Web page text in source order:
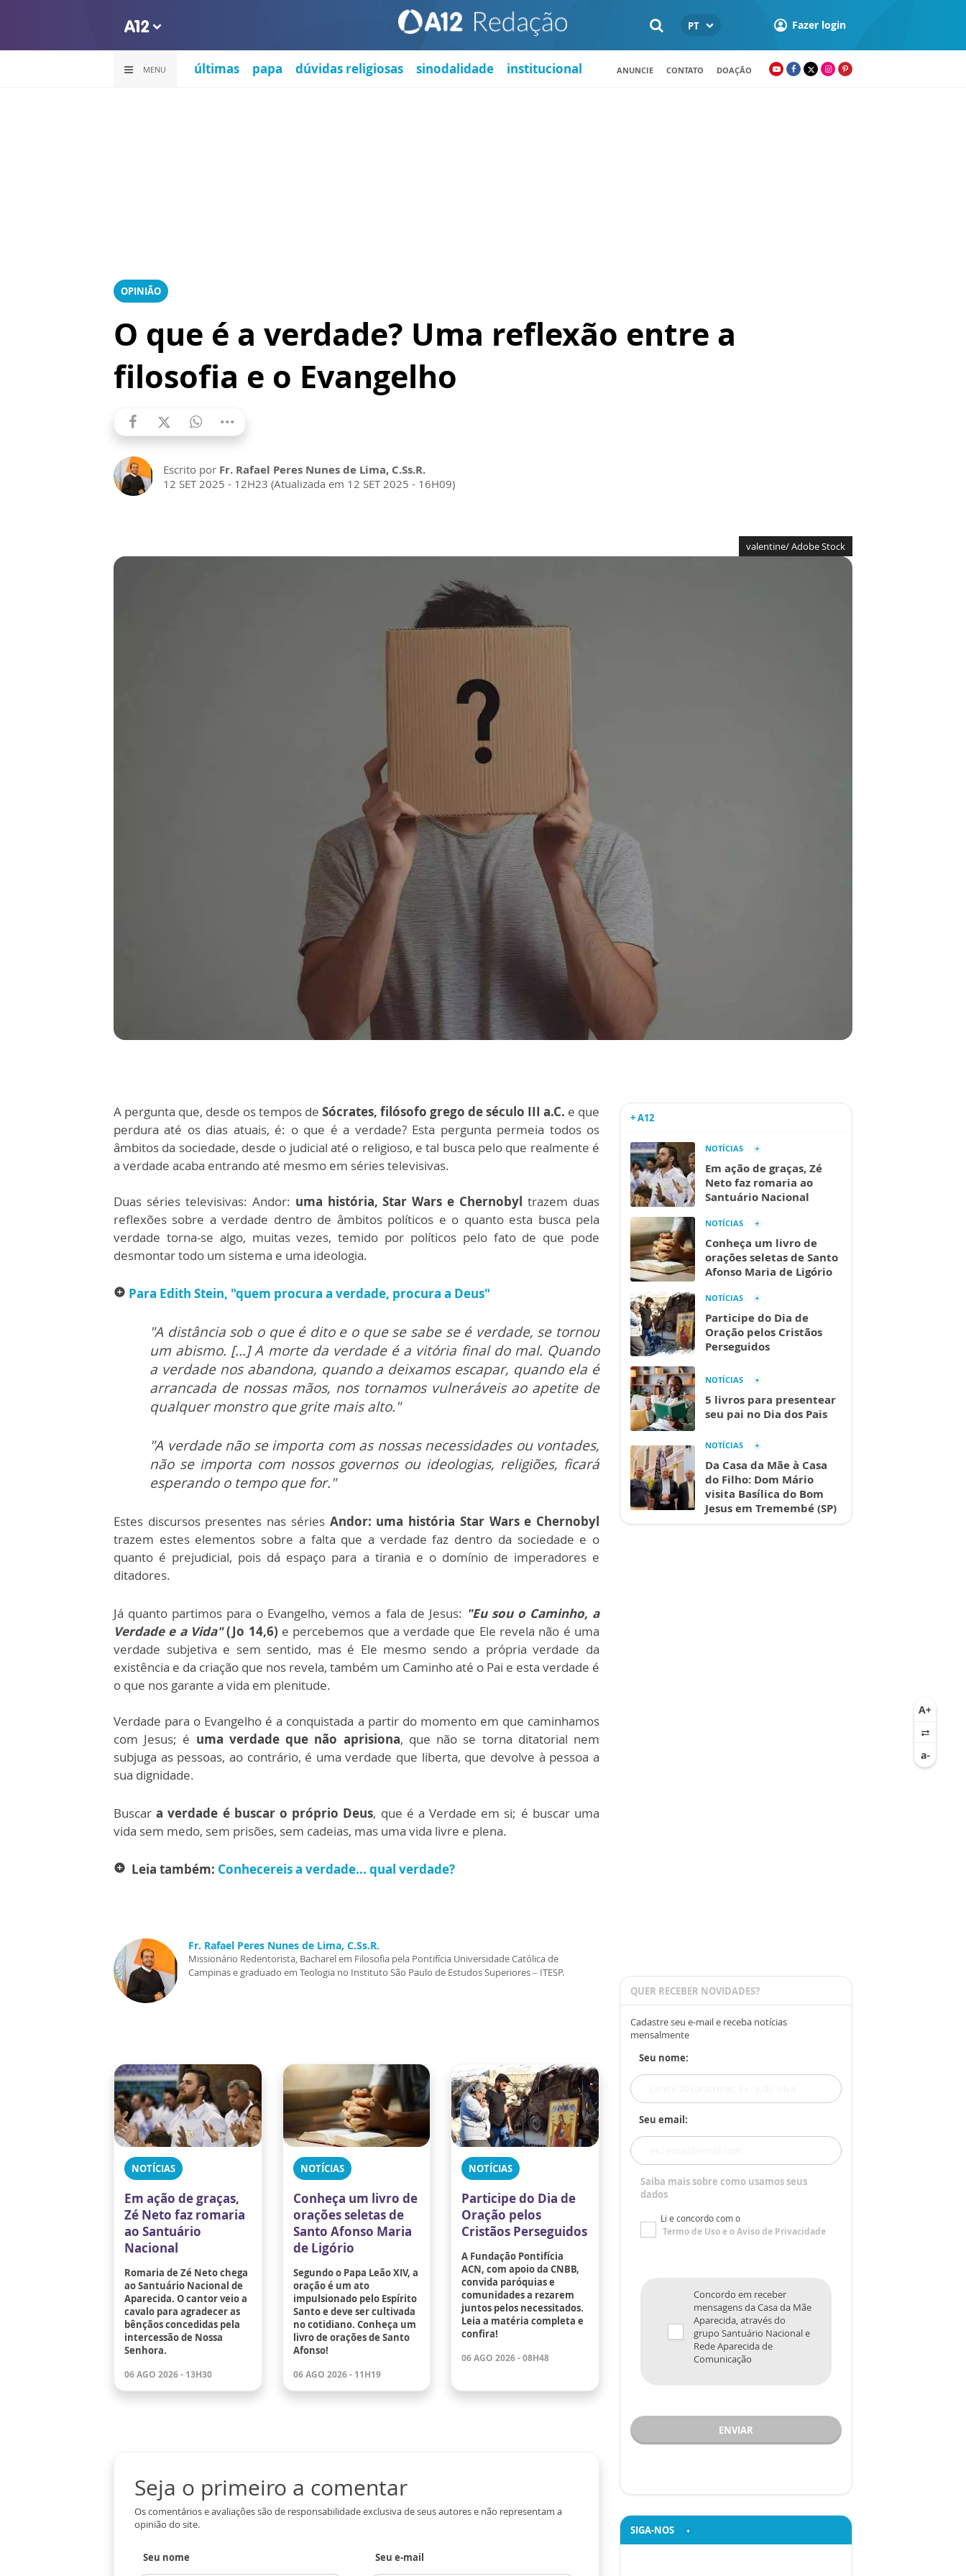
PT Fazer login
MENU últimas papa dúvidas religiosas sinodalidade institucional ANUNCIE CONTATO DOAÇÃO
OPINIÃO
O que é a verdade? Uma reflexão entre a
filosofia e o Evangelho
Escrito por Fr. Rafael Peres Nunes de Lima, C.Ss.R.
12 SET 2025 - 12H23 (Atualizada em 12 SET 2025 - 16H09)
valentine/ Adobe Stock
A pergunta que, desde os tempos de Sócrates, filósofo grego de século III a.C. e que
perdura até os dias atuais, é: o que é a verdade? Esta pergunta permeia todos os
âmbitos da sociedade, desde o judicial até o religioso, e tal busca pelo que realmente é
a verdade acaba entrando até mesmo em séries televisivas.
Duas séries televisivas: Andor: uma história, Star Wars e Chernobyltrazem duas
reflexões sobre a verdade dentro de âmbitos políticos e o quanto esta busca pela
verdade torna-se algo, muitas vezes, temido por políticos pelo fato de que pode
desmontar todo um sistema e uma ideologia.
add_circle Para Edith Stein, "quem procura a verdade, procura a Deus"
"A distância sob o que é dito e o que se sabe se é verdade, se tornou
um abismo. [...] A morte da verdade é a vitória final do mal. Quando
a verdade nos abandona, quando a deixamos escapar, quando ela é
arrancada de nossas mãos, nos tornamos vulneráveis ao apetite de
qualquer monstro que grite mais alto."
"A verdade não se importa com as nossas necessidades ou vontades,
não se importa com nossos governos ou ideologias, religiões, ficará
esperando o tempo que for."
Estes discursos presentes nas séries Andor: uma história Star Wars e Chernobyl
trazem estes elementos sobre a falta que a verdade faz dentro da sociedade e o
quanto é prejudicial, pois dá espaço para a tirania e o domínio de imperadores e
ditadores.
Já quanto partimos para o Evangelho, vemos a fala de Jesus: "Eu sou o Caminho, a
Verdade e a Vida"(Jo 14,6) e percebemos que a verdade que Ele revela não é uma
verdade subjetiva e sem sentido, mas é Ele mesmo sendo a própria verdade da
existência e da criação que nos revela, também um Caminho até o Pai e esta verdade é
o que nos garante a vida em plenitude.
Verdade para o Evangelho é a conquistada a partir do momento em que caminhamos
com Jesus; é uma verdade que não aprisiona, que não se torna ditatorial nem
subjuga as pessoas, ao contrário, é uma verdade que liberta, que devolve à pessoa a
sua dignidade.
Buscara verdade é buscar o próprio Deus, que é a Verdade em si; é buscar uma
vida sem medo, sem prisões, sem cadeias, mas uma vida livre e plena.
add_circle Leia também: Conhecereis a verdade... qual verdade?
Fr. Rafael Peres Nunes de Lima, C.Ss.R.
Missionário Redentorista, Bacharel em Filosofia pela Pontifícia Universidade Católica de
Campinas e graduado em Teologia no Instituto São Paulo de Estudos Superiores – ITESP.
NOTÍCIAS
Em ação de graças,
Zé Neto faz romaria
ao Santuário
Nacional
Romaria de Zé Neto chega
ao Santuário Nacional de
Aparecida. O cantor veio a
cavalo para agradecer as
bênçãos concedidas pela
intercessão de Nossa
Senhora.
06 AGO 2026 - 13H30
NOTÍCIAS
Conheça um livro de
orações seletas de
Santo Afonso Maria
de Ligório
Segundo o Papa Leão XIV, a
oração é um ato
impulsionado pelo Espírito
Santo e deve ser cultivada
no cotidiano. Conheça um
livro de orações de Santo
Afonso!
06 AGO 2026 - 11H19
NOTÍCIAS
Participe do Dia de
Oração pelos
Cristãos Perseguidos
A Fundação Pontifícia
ACN, com apoio da CNBB,
convida paróquias e
comunidades a rezarem
juntos pelos necessitados.
Leia a matéria completa e
confira!
06 AGO 2026 - 08H48
Seja o primeiro a comentar
Os comentários e avaliações são de responsabilidade exclusiva de seus autores e não representam a
opinião do site.
Seu nome Seu e-mail
+ A12
NOTÍCIAS
Em ação de graças, Zé
Neto faz romaria ao
Santuário Nacional
NOTÍCIAS
Conheça um livro de
orações seletas de Santo
Afonso Maria de Ligório
NOTÍCIAS
Participe do Dia de
Oração pelos Cristãos
Perseguidos
NOTÍCIAS
5 livros para presentear
seu pai no Dia dos Pais
NOTÍCIAS
Da Casa da Mãe à Casa
do Filho: Dom Mário
visita Basílica do Bom
Jesus em Tremembé (SP)
QUER RECEBER NOVIDADES?
Cadastre seu e-mail e receba notícias
mensalmente
Seu nome:
Seu email:
Saiba mais sobre como usamos seus
dados
Li e concordo com o
Termo de Usoe oAviso de Privacidade
Concordo em receber
mensagens da Casa da Mãe
Aparecida, através do
grupo Santuário Nacional e
Rede Aparecida de
Comunicação
ENVIAR
SIGA-NOS